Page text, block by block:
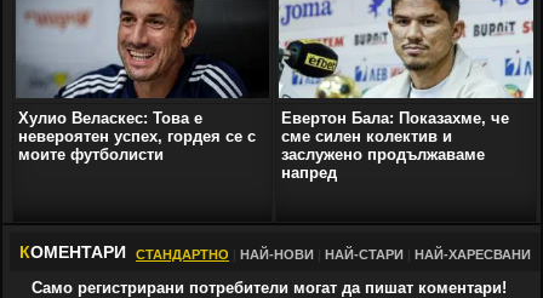
Хулио Веласкес: Това е
невероятен успех, гордея се с
моите футболисти
Евертон Бала: Показахме, че
сме силен колектив и
заслужено продължаваме
напред
КОМЕНТАРИ СТАНДАРТНО НАЙ-НОВИ НАЙ-СТАРИ НАЙ-ХАРЕСВАНИ
Само регистрирани потребители могат да пишат коментари!